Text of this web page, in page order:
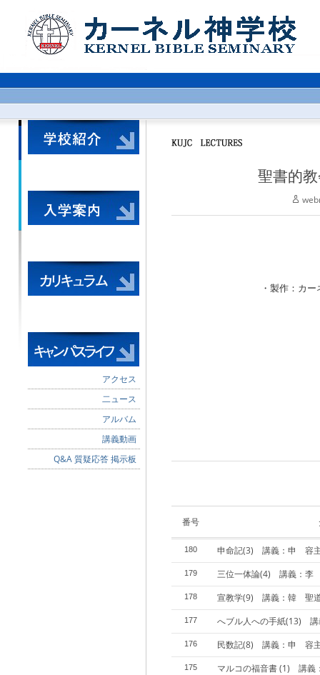
アクセス
二ュース
アルバム
講義動画
Q&A 質疑応答 掲示板
聖書的
・製作：カ
番号
180 申命記(3) 講義：申 容
179 三位一体論(4) 講義：
178 宣教学(9) 講義：韓 聖
177 へブル人への手紙(13)
176 民数記(8) 講義：申 容
175 マルコの福音書 (1) 講義